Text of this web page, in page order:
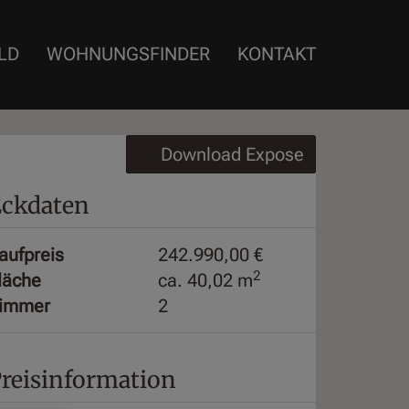
WOHNUNGSFINDER KONTAKT
Download Expose
242.990,00 €
ca. 40,02 m2
2